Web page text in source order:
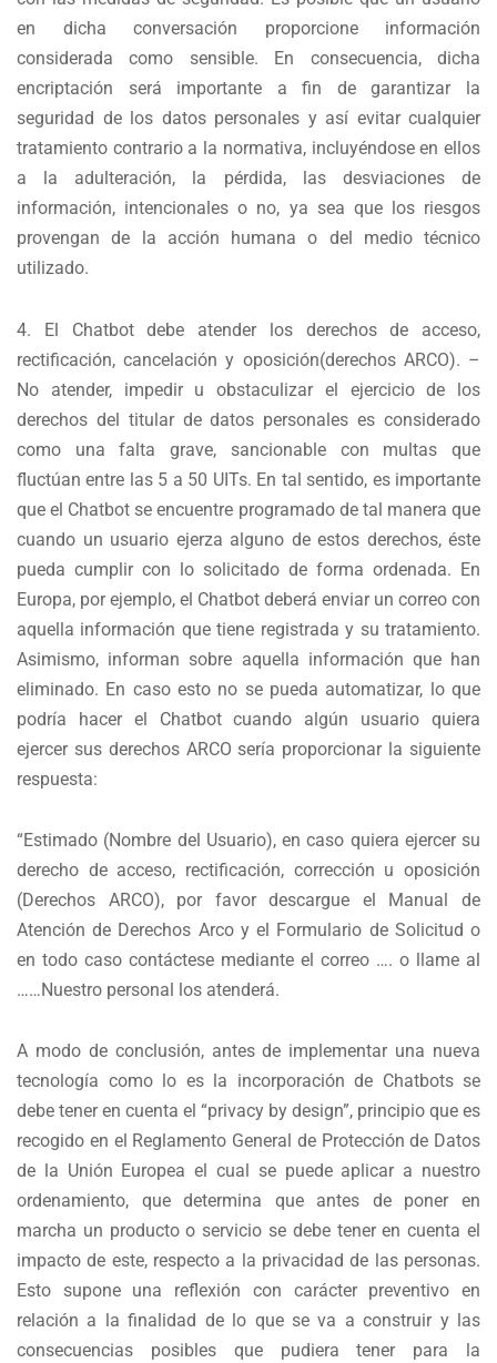
en dicha conversación proporcione información
considerada como sensible. En consecuencia, dicha
encriptación será importante a fin de garantizar la
seguridad de los datos personales y así evitar cualquier
tratamiento contrario a la normativa, incluyéndose en ellos
a la adulteración, la pérdida, las desviaciones de
información, intencionales o no, ya sea que los riesgos
provengan de la acción humana o del medio técnico
utilizado.
4. El Chatbot debe atender los derechos de acceso,
rectificación, cancelación y oposición(derechos ARCO). –
No atender, impedir u obstaculizar el ejercicio de los
derechos del titular de datos personales es considerado
como una falta grave, sancionable con multas que
fluctúan entre las 5 a 50 UITs. En tal sentido, es importante
que el Chatbot se encuentre programado de tal manera que
cuando un usuario ejerza alguno de estos derechos, éste
pueda cumplir con lo solicitado de forma ordenada. En
Europa, por ejemplo, el Chatbot deberá enviar un correo con
aquella información que tiene registrada y su tratamiento.
Asimismo, informan sobre aquella información que han
eliminado. En caso esto no se pueda automatizar, lo que
podría hacer el Chatbot cuando algún usuario quiera
ejercer sus derechos ARCO sería proporcionar la siguiente
respuesta:
“Estimado (Nombre del Usuario), en caso quiera ejercer su
derecho de acceso, rectificación, corrección u oposición
(Derechos ARCO), por favor descargue el Manual de
Atención de Derechos Arco y el Formulario de Solicitud o
en todo caso contáctese mediante el correo …. o llame al
……Nuestro personal los atenderá.
A modo de conclusión, antes de implementar una nueva
tecnología como lo es la incorporación de Chatbots se
debe tener en cuenta el “privacy by design”, principio que es
recogido en el Reglamento General de Protección de Datos
de la Unión Europea el cual se puede aplicar a nuestro
ordenamiento, que determina que antes de poner en
marcha un producto o servicio se debe tener en cuenta el
impacto de este, respecto a la privacidad de las personas.
Esto supone una reflexión con carácter preventivo en
relación a la finalidad de lo que se va a construir y las
consecuencias posibles que pudiera tener para la